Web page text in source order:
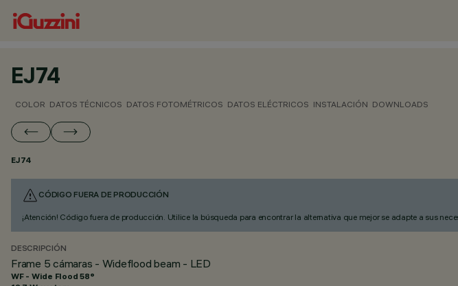
EJ74
COLOR DATOS TÉCNICOS DATOS FOTOMÉTRICOS DATOS ELÉCTRICOS INSTALACIÓN DOWNLOADS
EJ74
CÓDIGO FUERA DE PRODUCCIÓN
¡Atención! Código fuera de producción. Utilice la búsqueda para encontrar la alternativa que mejor se adapte a sus
DESCRIPCIÓN
Frame 5 cámaras - Wideflood beam - LED
WF - Wide Flood 58°